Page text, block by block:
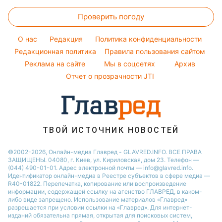
Максим Галкин
Настя Каменских
Виталий Козловский
Потап
София Ротару
Новости Днепра
Новости Тернополя
Новости Житомира
Новости Одессы
Новости Харькова
Женские стрижки
Окрашивание волос
Красивый маникюр
Простые блюда
Легкие десерты
Напитки
Праздничное меню
Тесты по картинке
Оптические иллюзии
Народные приметы
Все о шоу-бизнесе
Проверить погоду
O нас Редакция
Политика конфиденциальности
Редакционная политика
Правила пользования сайтом
Реклама на сайте
Мы в соцсетях
Архив
Отчет о прозрачности JTI
ТВОЙ ИСТОЧНИК НОВОСТЕЙ
©2002-2026, Онлайн-медиа Главред - GLAVRED.INFO. ВСЕ ПРАВА
ЗАЩИЩЕНЫ. 04080, г. Киев, ул. Кириловская, дом 23. Телефон —
(044) 490-01-01. Адрес электронной почты — info@glavred.info.
Идентификатор онлайн-медиа в Реестре cубъектов в сфере медиа —
R40-01822. Перепечатка, копирование или воспроизведение
информации, содержащей ссылку на агенство ГЛАВРЕД, в каком-
либо виде запрещено. Использование материалов «Главред»
разрешается при условии ссылки на «Главред». Для интернет-
изданий обязательна прямая, открытая для поисковых систем,